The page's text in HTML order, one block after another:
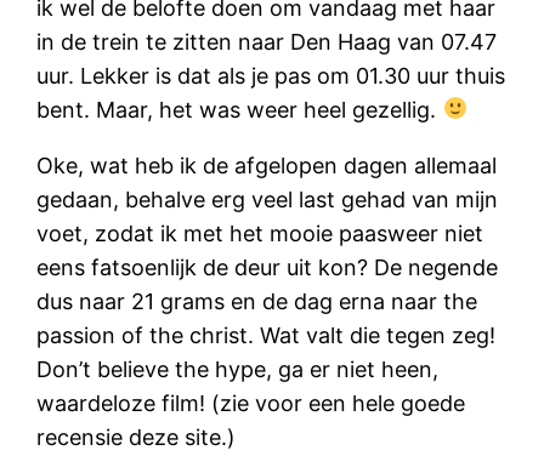
ik wel de belofte doen om vandaag met haar
in de trein te zitten naar Den Haag van 07.47
uur. Lekker is dat als je pas om 01.30 uur thuis
bent. Maar, het was weer heel gezellig.
Oke, wat heb ik de afgelopen dagen allemaal
gedaan, behalve erg veel last gehad van mijn
voet, zodat ik met het mooie paasweer niet
eens fatsoenlijk de deur uit kon? De negende
dus naar 21 grams en de dag erna naar the
passion of the christ. Wat valt die tegen zeg!
Don’t believe the hype, ga er niet heen,
waardeloze film! (zie voor een hele goede
recensie deze site.)